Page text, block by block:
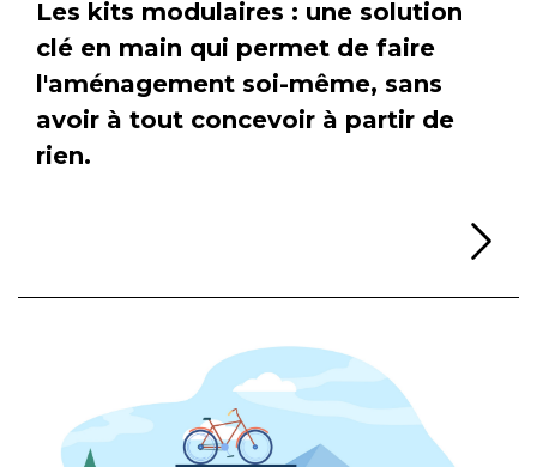
Les kits modulaires : une solution
clé en main qui permet de faire
l'aménagement soi-même, sans
avoir à tout concevoir à partir de
rien.